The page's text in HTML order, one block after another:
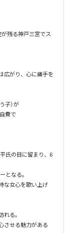
残る神戸三宮でス
広がり、心に痛手を
子）が
費で
氏の目に留まり、6
となる。
な女心を歌い上げ
る。
させる魅力がある